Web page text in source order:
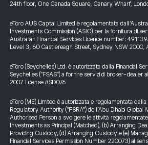
24th floor, One Canada Square, Canary Wharf,
eToro AUS Capital Limited è regolamentata
Investments Commission (ASIC) per la fornitura di
Australian Financial Services Licence number:
Level 3, 60 Castlereagh Street, Sydney NSW 2000,
eToro (Seychelles) Ltd. è autorizzata dalla Financial
Seychelles ("FSAS") a fornire servizi di broker-dealer
2007 License #SD076
eToro (ME) Limited è autorizzata e regolamentata dalla
Regulatory Authority ("FSRA") dell’Abu Dhabi Global
Authorised Person a svolgere le attività regolamentate
Investments as Principal (Matched), (b) Arranging
Providing Custody, (d) Arranging Custody e (e)
Financial Services Permission Number 220073) ai